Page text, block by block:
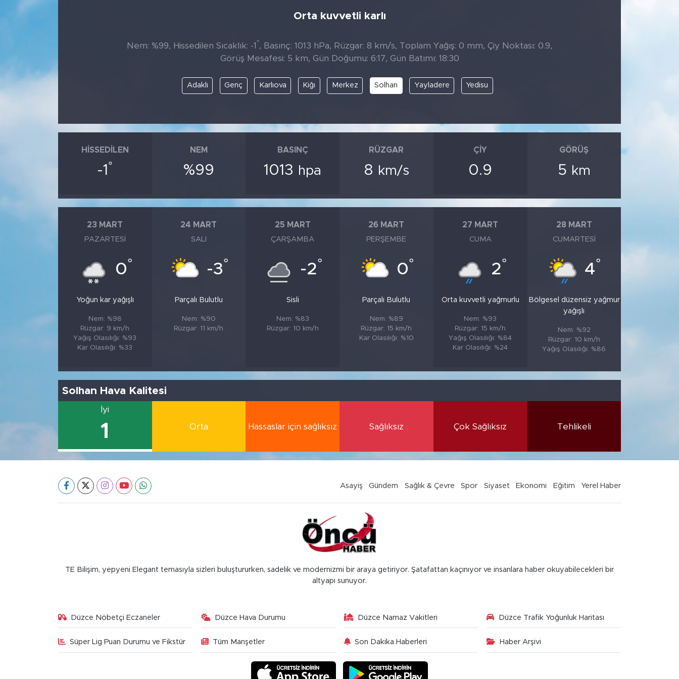
Orta kuvvetli karlı
Nem: %99, Hissedilen Sıcaklık: -1 °, Basınç: 1013 hPa, Rüzgar: 8 km/s, Toplam Yağış: 0 mm, Çiy Noktası: 0.9,
Görüş Mesafesi: 5 km, Gün Doğumu: 6:17, Gün Batımı: 18:30
Adaklı Genç Karlıova Kiğı Merkez Solhan Yayladere Yedisu
HISSEDILEN
-1 °
NEM
%99
BASINÇ
1013 hpa
RÜZGAR
8 km/s
ÇIY
0.9
GÖRÜŞ
5 km
23 MART
PAZARTESI
0°
Yoğun kar yağışlı
Nem: %98
Rüzgar: 9 km/h
Yağış Olasılığı: %93
Kar Olasılığı: %33
24 MART
SALI
-3°
Parçalı Bulutlu
Nem: %90
Rüzgar: 11 km/h
25 MART
ÇARŞAMBA
-2°
Sisli
Nem: %83
Rüzgar: 10 km/h
26 MART
PERŞEMBE
0°
Parçalı Bulutlu
Nem: %89
Rüzgar: 15 km/h
Kar Olasılığı: %10
27 MART
CUMA
2°
Orta kuvvetli yağmurlu
Nem: %93
Rüzgar: 15 km/h
Yağış Olasılığı: %84
Kar Olasılığı: %24
28 MART
CUMARTESI
4°
Bölgesel düzensiz yağmur
yağışlı
Nem: %92
Rüzgar: 10 km/h
Yağış Olasılığı: %86
Solhan Hava Kalitesi
İyi
1 Orta Hassaslar için sağlıksız Sağlıksız Çok Sağlıksız Tehlikeli
Asayiş Gündem Sağlık & Çevre Spor Siyaset Ekonomi Eğitim Yerel Haber
TE Bilişim, yepyeni Elegant temasıyla sizleri buluştururken, sadelik ve modernizmi bir araya getiriyor. Şatafattan kaçınıyor ve insanlara haber okuyabilecekleri bir
altyapı sunuyor.
Düzce Nöbetçi Eczaneler Düzce Hava Durumu Düzce Namaz Vakitleri Düzce Trafik Yoğunluk Haritası
Süper Lig Puan Durumu ve Fikstür Tüm Manşetler Son Dakika Haberleri Haber Arşivi